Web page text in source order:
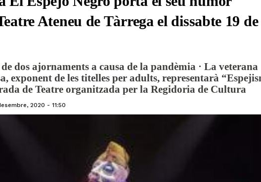
Ateneu de Tàrrega el dissabte 19 de
dos ajornaments a causa de la pandèmia · La veterana
exponent de les titelles per adults, representarà
de Teatre organitzada per la Regidoria de Cultura
2020 - 11:50